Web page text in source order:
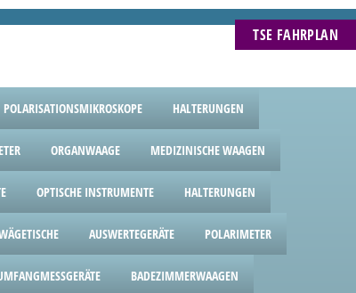
TSE FAHRPLAN
POLARISATIONSMIKROSKOPE HALTERUNGEN
ORGANWAAGE MEDIZINISCHE WAAGEN
OPTISCHE INSTRUMENTE HALTERUNGEN
AUSWERTEGERÄTE POLARIMETER
BADEZIMMERWAAGEN